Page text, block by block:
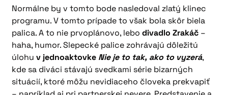
Normálne by v tomto bode nasledoval zlatý klinec
programu. V tomto prípade to však bola skôr biela
palica. A to nie prvoplánovo, lebodivadlo Zrakáč –
haha, humor. Slepecké palice zohrávajú dôležitú
úlohuv jednoaktovke Nie je to tak, ako to vyzerá,
kde sa diváci stávajú svedkami série bizarných
situácií, ktoré môžu nevidiaceho človeka prekvapiť